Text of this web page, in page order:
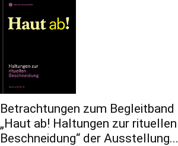
Betrachtungen zum Begleitband
„Haut ab! Haltungen zur rituellen
Beschneidung“ der Ausstellung...